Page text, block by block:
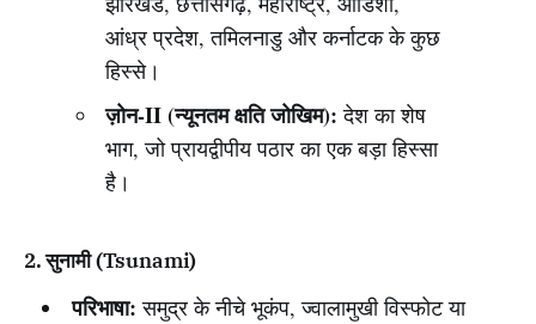
आंध्र प्रदेश, तमिलनाडु और कर्नाटक के कुछ
हिस्से।
ज़ोन-II (न्यूनतम क्षति जोखिम): देश का शेष
भाग, जो प्रायद्वीपीय पठार का एक बड़ा हिस्सा
है।
2. सुनामी (Tsunami)
परिभाषा: समुद्र के नीचे भूकंप, ज्वालामुखी विस्फोट या